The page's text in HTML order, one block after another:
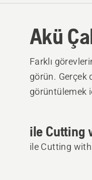
Akü
Farklı
görün. Gerçek
görüntülemek
ile Cutting
ile Cutting